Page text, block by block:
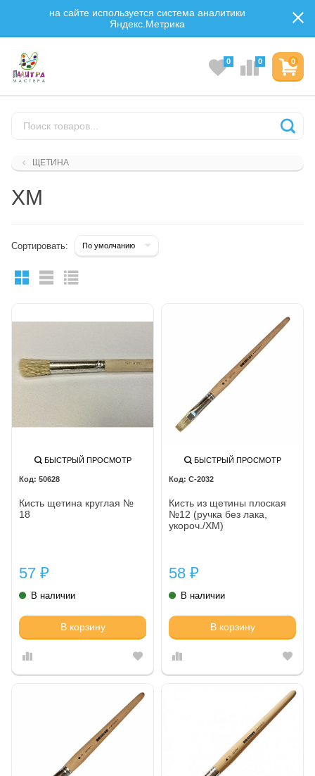
на сайте используется система аналитики
Яндекс.Метрика
0
0 0
ЩЕТИНА
ХМ
Сортировать:
БЫСТРЫЙ ПРОСМОТР
50628
Кисть щетина круглая №
18
57 ₽
В наличии
В корзину
БЫСТРЫЙ ПРОСМОТР
С-2032
Кисть из щетины плоская
№12 (ручка без лака,
укороч./ХМ)
58 ₽
В наличии
В корзину